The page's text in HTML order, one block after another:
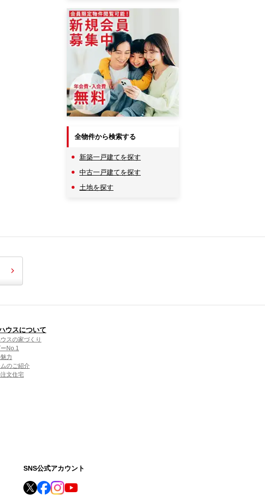
全物件から検索する
新築一戸建てを探す
中古一戸建てを探す
土地を探す
ウスについて
スの家づくり
No.1
力
のご紹介
文住宅
SNS公式アカウント